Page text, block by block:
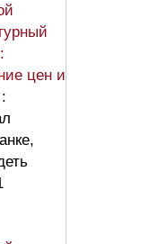
цен и
: